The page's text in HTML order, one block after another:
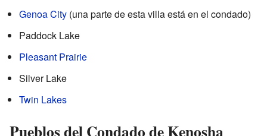
Genoa City (una parte de esta villa está en el condado)
Paddock Lake
Pleasant Prairie
Silver Lake
Twin Lakes
Pueblos del Condado de Kenosha